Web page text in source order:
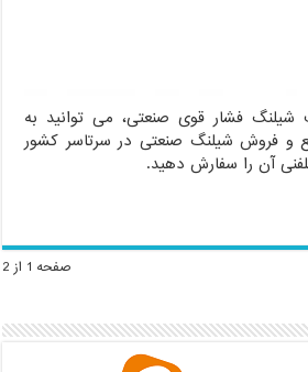
شیلنگ فشار قوی صنعتی، می توانید به
و فروش شیلنگ صنعتی در سرتاسر کشور
آن را سفارش دهید.
صفحه 1 از 2